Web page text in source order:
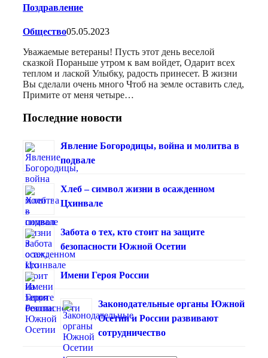
Поздравление
Общество05.05.2023
Уважаемые ветераны! Пусть этот день веселой
сказкой Пораньше утром к вам войдет, Одарит всех
теплом и лаской Улыбку, радость принесет. В жизни
Вы сделали очень много Чтоб на земле оставить след,
Примите от меня четыре…
Последние новости
Явление Богородицы, война и молитва в
подвале
Хлеб – символ жизни в осажденном
Цхинвале
Забота о тех, кто стоит на защите
безопасности Южной Осетии
Имени Героя России
Законодательные органы Южной
Осетии и России развивают
сотрудничество